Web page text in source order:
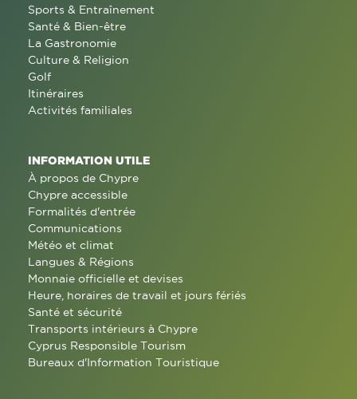
Sports & Entraînement
Santé & Bien-être
La Gastronomie
Culture & Religion
Golf
Itinéraires
Activités familiales
INFORMATION UTILE
À propos de Chypre
Chypre accessible
Formalités d'entrée
Communications
Météo et climat
Langues & Régions
Monnaie officielle et devises
Heure, horaires de travail et jours fériés
Santé et sécurité
Transports intérieurs à Chypre
Cyprus Responsible Tourism
Bureaux d'Information Touristique